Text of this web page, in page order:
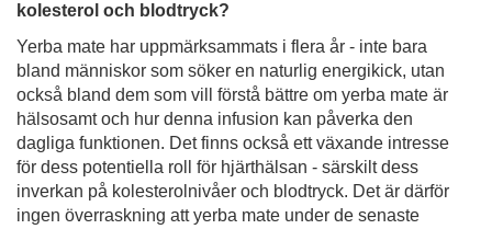
kolesterol och blodtryck?
Yerba mate har uppmärksammats i flera år - inte bara
bland människor som söker en naturlig energikick, utan
också bland dem som vill förstå bättre om yerba mate är
hälsosamt och hur denna infusion kan påverka den
dagliga funktionen. Det finns också ett växande intresse
för dess potentiella roll för hjärthälsan - särskilt dess
inverkan på kolesterolnivåer och blodtryck. Det är därför
ingen överraskning att yerba mate under de senaste